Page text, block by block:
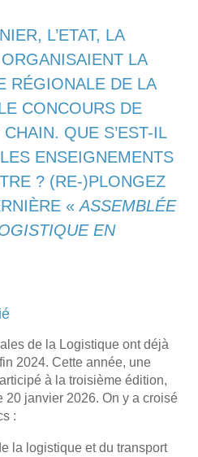
L’ETAT, LA
LA
RÉGIONALE DE LA
CONCOURS DE
QUE S’EST-IL
ENSEIGNEMENTS
? (RE-)PLONGEZ
«ASSEMBLÉE
EN
de la Logistique ont déjà
2024. Cette année, une
à la troisième édition,
20 janvier 2026. On y a croisé
:
la logistique et du transport